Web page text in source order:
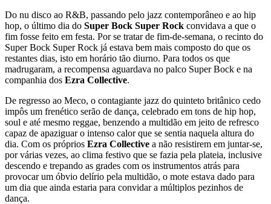
Do nu disco ao R&B, passando pelo jazz contemporâneo e ao hip
hop, o último dia do Super Bock Super Rock convidava a que o
fim fosse feito em festa. Por se tratar de fim-de-semana, o recinto do
Super Bock Super Rock já estava bem mais composto do que os
restantes dias, isto em horário tão diurno. Para todos os que
madrugaram, a recompensa aguardava no palco Super Bock e na
companhia dos Ezra Collective.
De regresso ao Meco, o contagiante jazz do quinteto britânico cedo
impôs um frenético serão de dança, celebrado em tons de hip hop,
soul e até mesmo reggae, benzendo a multidão em jeito de refresco
capaz de apaziguar o intenso calor que se sentia naquela altura do
dia. Com os próprios Ezra Collective a não resistirem em juntar-se,
por várias vezes, ao clima festivo que se fazia pela plateia, inclusive
descendo e trepando as grades com os instrumentos atrás para
provocar um óbvio delírio pela multidão, o mote estava dado para
um dia que ainda estaria para convidar a múltiplos pezinhos de
dança.